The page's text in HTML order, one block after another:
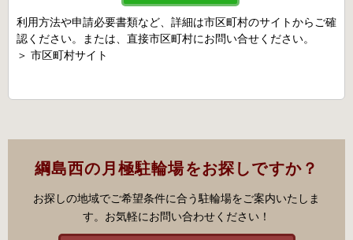
利用方法や申請必要書類など、詳細は市区町村のサイトからご確
認ください。または、直接市区町村にお問い合せください。
＞ 市区町村サイト
綱島西の月極駐輪場をお探しですか？
お探しの地域でご希望条件に合う駐輪場をご案内いたしま
す。お気軽にお問い合わせください！